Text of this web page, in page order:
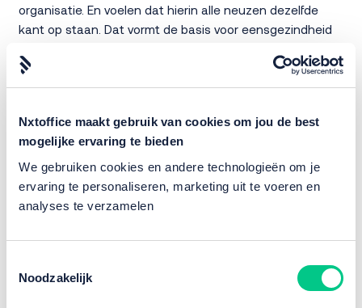
Nxtoffice maakt gebruik van cookies om jou de best
mogelijke ervaring te bieden
We gebruiken cookies en andere technologieën om je
ervaring te personaliseren, marketing uit te voeren en
analyses te verzamelen
Noodzakelijk
organisatie. En voelen dat hierin alle neuzen dezelfde
kant op staan. Dat vormt de basis voor eensgezindheid
Door de traditionele manier van werken wisten we niet
beter: werken doe je op kantoor. Heel sporadisch mocht
je een dag thuiswerken maar dat was alleen bij hogere
uitzondering. Daarentegen vereist de hybride
werkcultuur werken op basis van vertrouwen en
taken naar tevredenheid uitvoeren of juist niet. Dat vergt
een hoge mate van vertrouwen tussen werkgever en